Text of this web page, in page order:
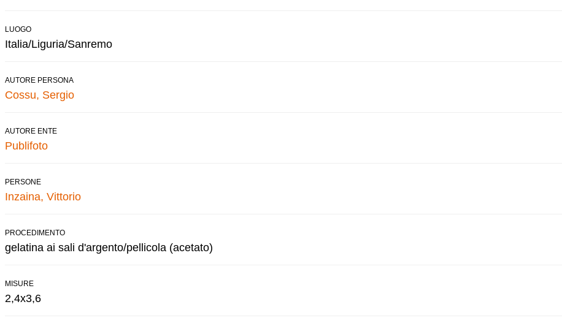
LUOGO
Italia/Liguria/Sanremo
AUTORE PERSONA
Cossu, Sergio
AUTORE ENTE
Publifoto
PERSONE
Inzaina, Vittorio
PROCEDIMENTO
gelatina ai sali d'argento/pellicola (acetato)
MISURE
2,4x3,6